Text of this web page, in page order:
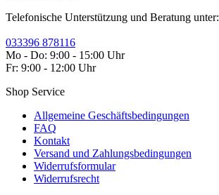
Telefonische Unterstützung und Beratung unter:
033396 878116
Mo - Do: 9:00 - 15:00 Uhr
Fr: 9:00 - 12:00 Uhr
Shop Service
Allgemeine Geschäftsbedingungen
FAQ
Kontakt
Versand und Zahlungsbedingungen
Widerrufsformular
Widerrufsrecht